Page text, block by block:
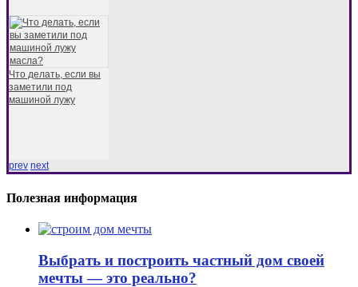
Что делать, если вы
заметили под
машиной лужу
prev next
Полезная информация
Выбрать и построить частный дом своей
мечты — это реально?